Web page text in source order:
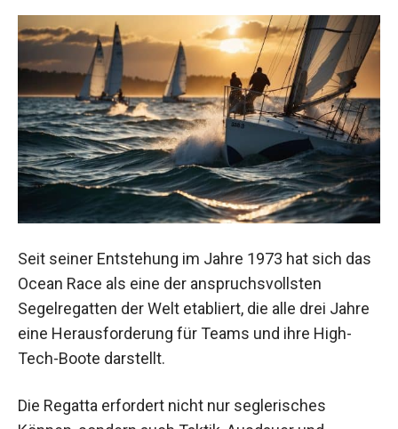
Seit seiner Entstehung im Jahre 1973 hat sich das
Ocean Race als eine der anspruchsvollsten
Segelregatten der Welt etabliert, die alle drei Jahre
eine Herausforderung für Teams und ihre High-
Tech-Boote darstellt.
Die Regatta erfordert nicht nur seglerisches